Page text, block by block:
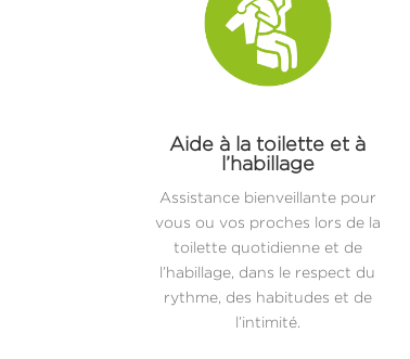
Aide à la toilette et à
l’habillage
Assistance bienveillante pour
vous ou vos proches lors de la
toilette quotidienne et de
l’habillage, dans le respect du
rythme, des habitudes et de
l’intimité.